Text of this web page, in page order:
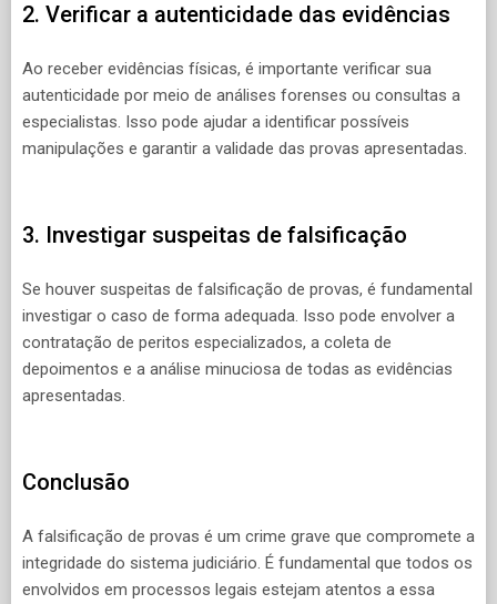
2. Verificar a autenticidade das evidências
Ao receber evidências físicas, é importante verificar sua
autenticidade por meio de análises forenses ou consultas a
especialistas. Isso pode ajudar a identificar possíveis
manipulações e garantir a validade das provas apresentadas.
3. Investigar suspeitas de falsificação
Se houver suspeitas de falsificação de provas, é fundamental
investigar o caso de forma adequada. Isso pode envolver a
contratação de peritos especializados, a coleta de
depoimentos e a análise minuciosa de todas as evidências
apresentadas.
Conclusão
A falsificação de provas é um crime grave que compromete a
integridade do sistema judiciário. É fundamental que todos os
envolvidos em processos legais estejam atentos a essa